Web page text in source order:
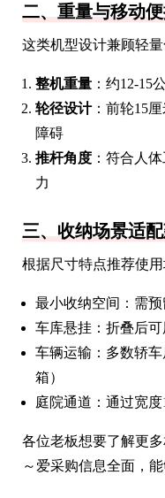
二、重量与移动
这类机型设计兼顾轻量
整机重量 ：约12-15
轮径设计：前轮15
障碍
推杆角度 ：符合人
力
三、收纳场景适
根据尺寸特点推荐使用
最小收纳空间：需
车库悬挂：折叠后
车辆运输：多数轿
箱）
庭院通道：通过宽
各位老板想要了解更
～爱采购信息全面，